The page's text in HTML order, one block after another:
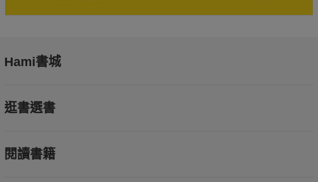
Hami書城
逛書選書
閱讀書籍